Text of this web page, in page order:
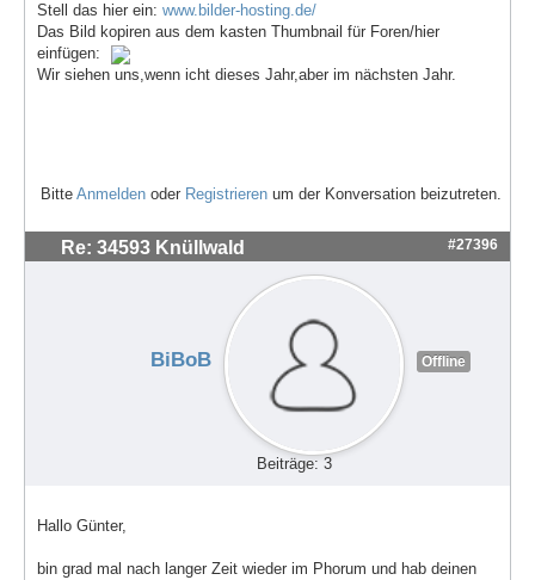
Stell das hier ein: www.bilder-hosting.de/
Das Bild kopiren aus dem kasten Thumbnail für Foren/hier
einfügen:
Wir siehen uns,wenn icht dieses Jahr,aber im nächsten Jahr.
Bitte Anmelden oder Registrieren um der Konversation beizutreten.
Re: 34593 Knüllwald #27396
BiBoB Offline
Beiträge: 3
Hallo Günter,
bin grad mal nach langer Zeit wieder im Phorum und hab deinen